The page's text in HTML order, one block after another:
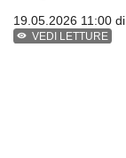
19.05.2026 11:00 di
VEDI LETTURE